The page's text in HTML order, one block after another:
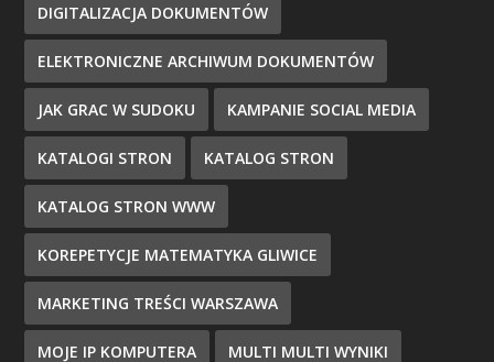
DIGITALIZACJA DOKUMENTÓW
ELEKTRONICZNE ARCHIWUM DOKUMENTÓW
JAK GRAC W SUDOKU KAMPANIE SOCIAL MEDIA
KATALOGI STRON KATALOG STRON
KATALOG STRON WWW
KOREPETYCJE MATEMATYKA GLIWICE
MARKETING TREŚCI WARSZAWA
MOJE IP KOMPUTERA MULTI MULTI WYNIKI